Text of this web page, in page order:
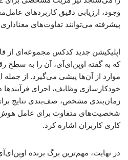
وجود، ارزیابی دقیق کاربردهای
پیشرفته می‌توانند تفاوت‌های معناداری
اپلیکیشن جدید کدکس مجموعه‌ای از
که به گفته اوپن‌ای‌آی، آن را به سطح
موارد از آن‌ها پیشی می‌گیرد. از جمله
خودکارسازی وظایف، اجرای
زمان‌بندی مشخص، صف‌بندی نتایج
شخصیت‌های متفاوت برای عامل
کاری کاربران اشاره کرد.
در نهایت، مهم‌ترین برگ برنده